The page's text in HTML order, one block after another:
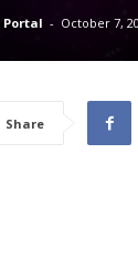
Portal - October 7,
Share